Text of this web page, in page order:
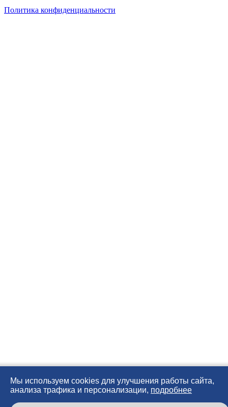
Политика конфиденциальности
Мы используем cookies для улучшения работы сайта,
анализа трафика и персонализации, подробнее